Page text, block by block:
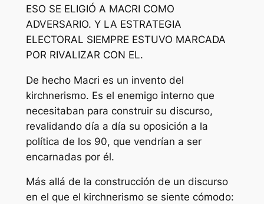
ESO SE ELIGIÓ A MACRI COMO
ADVERSARIO. Y LA ESTRATEGIA
ELECTORAL SIEMPRE ESTUVO MARCADA
POR RIVALIZAR CON EL.
De hecho Macri es un invento del
kirchnerismo. Es el enemigo interno que
necesitaban para construir su discurso,
revalidando día a día su oposición a la
política de los 90, que vendrían a ser
encarnadas por él.
Más allá de la construcción de un discurso
en el que el kirchnerismo se siente cómodo: